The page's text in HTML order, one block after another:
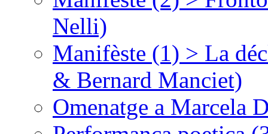
Nelli)
Manifèste (1) > La
& Bernard Manciet)
Omenatge a Marcela